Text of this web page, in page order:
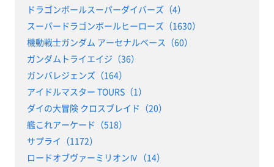
ドラゴンボールスーパーダイバーズ（4）
スーパードラゴンボールヒーローズ（1630）
機動戦士ガンダム アーセナルベース（60）
ガンダムトライエイジ（36）
ガンバレジェンズ（164）
アイドルマスター TOURS（1）
ダイの大冒険 クロスブレイド（20）
艦これアーケード（518）
サプライ（1172）
ロードオブヴァーミリオンⅣ（14）